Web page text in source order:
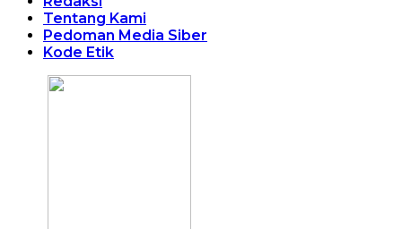
Tentang Kami
Pedoman Media Siber
Kode Etik